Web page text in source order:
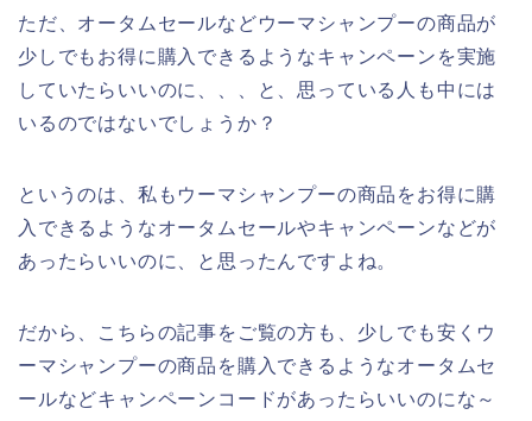
ただ、オータムセールなどウーマシャンプーの商品が
少しでもお得に購入できるようなキャンペーンを実施
していたらいいのに、、、と、思っている人も中には
いるのではないでしょうか？
というのは、私もウーマシャンプーの商品をお得に購
入できるようなオータムセールやキャンペーンなどが
あったらいいのに、と思ったんですよね。
だから、こちらの記事をご覧の方も、少しでも安くウ
ーマシャンプーの商品を購入できるようなオータムセ
ールなどキャンペーンコードがあったらいいのにな～